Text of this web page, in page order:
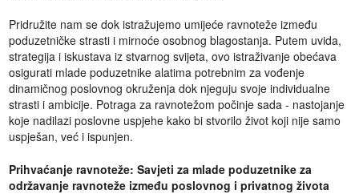
Pridružite nam se dok istražujemo umijeće ravnoteže između
poduzetničke strasti i mirnoće osobnog blagostanja. Putem uvida,
strategija i iskustava iz stvarnog svijeta, ovo istraživanje obećava
osigurati mlade poduzetnike alatima potrebnim za vođenje
dinamičnog poslovnog okruženja dok njeguju svoje individualne
strasti i ambicije. Potraga za ravnotežom počinje sada - nastojanje
koje nadilazi poslovne uspjehe kako bi stvorilo život koji nije samo
uspješan, već i ispunjen.
Prihvaćanje ravnoteže: Savjeti za mlade poduzetnike za
održavanje ravnoteže između poslovnog i privatnog života